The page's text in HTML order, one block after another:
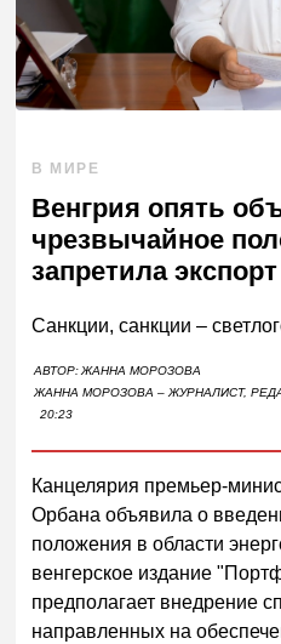
В МИРЕ
Венгрия опять
чрезвычайное
запретила
Санкции, санкции –
АВТОР:ЖАННА МОРОЗОВА
ЖАННА МОРОЗОВА – ЖУРНАЛИСТ,
20:23
Канцелярия премьер-
Орбана объявила о
положения в области
венгерское издание
предполагает внедрение
направленных на